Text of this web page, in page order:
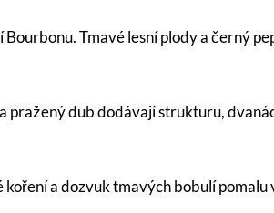
Tmavé lesní plody a černý
pražený dub dodávají strukturu,
a dozvuk tmavých bobulí pomalu